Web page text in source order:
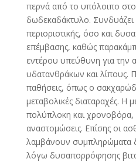
περνά από το υπόλοιπο
δωδεκαδάκτυλο. Συνδυάζει
περιοριστικής, όσο και
επέμβασης, καθώς
εντέρου υπεύθυνη για την
υδατανθράκων και λίπους.
παθήσεις, όπως ο
μεταβολικές διαταραχές. Η
πολύπλοκη και χρονοβόρα,
αναστομώσεις. Επίσης οι
λαμβάνουν συμπληρώματα
λόγω δυσαπορρόφησης